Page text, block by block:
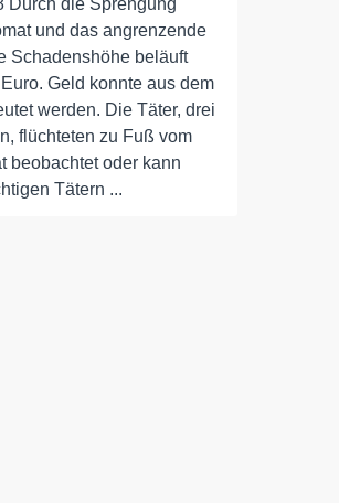
Durch die Sprengung
und das angrenzende
Schadenshöhe beläuft
Geld konnte aus dem
werden. Die Täter, drei
flüchteten zu Fuß vom
beobachtet oder kann
Tätern ...